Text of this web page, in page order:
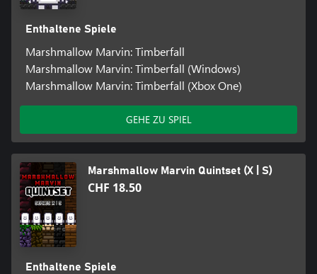
Enthaltene Spiele
Marshmallow Marvin: Timberfall
Marshmallow Marvin: Timberfall (Windows)
Marshmallow Marvin: Timberfall (Xbox One)
GEHE ZU SPIEL
Marshmallow Marvin Quintset (X | S)
CHF 18.50
Enthaltene Spiele